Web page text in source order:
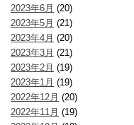
2023年6月 (20)
2023年5月 (21)
2023年4月 (20)
2023年3月 (21)
2023年2月 (19)
2023年1月 (19)
2022年12月 (20)
2022年11月 (19)